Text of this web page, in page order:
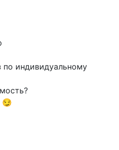
по индивидуальному
😏